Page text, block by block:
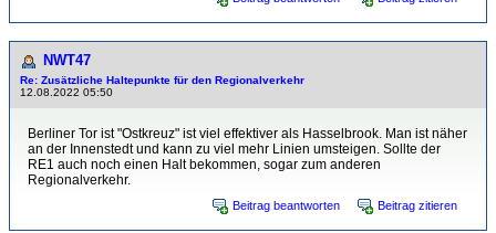
NWT47
Re: Zusätzliche Haltepunkte für den Regionalverkehr
12.08.2022 05:50
Berliner Tor ist "Ostkreuz" ist viel effektiver als Hasselbrook. Man ist näher
an der Innenstedt und kann zu viel mehr Linien umsteigen. Sollte der
RE1 auch noch einen Halt bekommen, sogar zum anderen
Regionalverkehr.
Beitrag beantworten Beitrag zitieren